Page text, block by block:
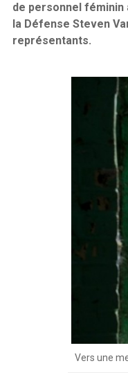
de personnel féminin
la Défense Steven
représentants.
Vers une